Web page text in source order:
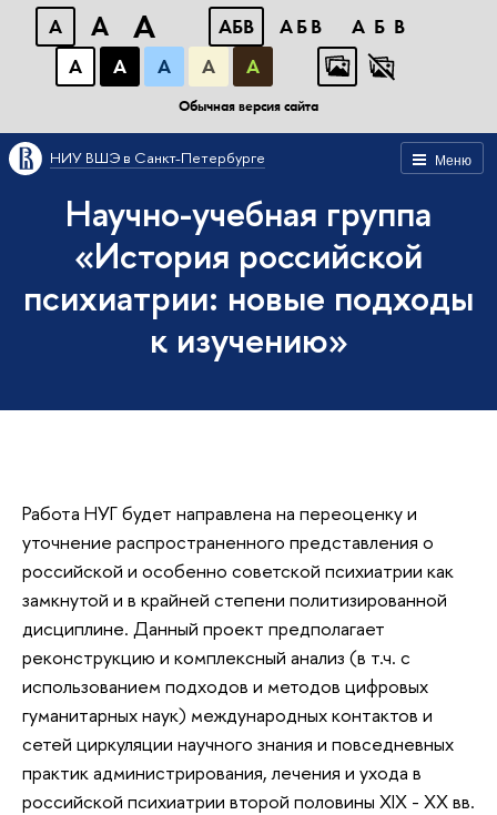
A A A АБВ АБВ
АБВ
А
А А А А
Обычная версия сайта
Меню
НИУ ВШЭ в Санкт-Петербурге
Научно-учебная группа
«История российской
психиатрии: новые подходы
к изучению»
Работа НУГ будет направлена на переоценку и
уточнение распространенного представления о
российской и особенно советской психиатрии как
замкнутой и в крайней степени политизированной
дисциплине. Данный проект предполагает
реконструкцию и комплексный анализ (в т.ч. с
использованием подходов и методов цифровых
гуманитарных наук) международных контактов и
сетей циркуляции научного знания и повседневных
практик администрирования, лечения и ухода в
российской психиатрии второй половины XIX - XX вв.